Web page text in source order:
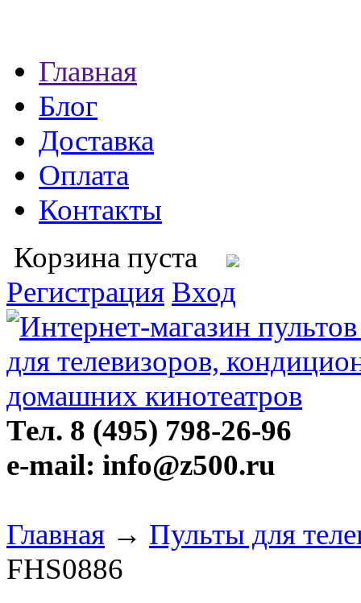
Главная
Блог
Доставка
Оплата
Контакты
Корзина пуста
Регистрация Вход
Тел. 8 (495) 798-26-96
e-mail: info@z500.ru
Главная → Пульты для
FHS0886